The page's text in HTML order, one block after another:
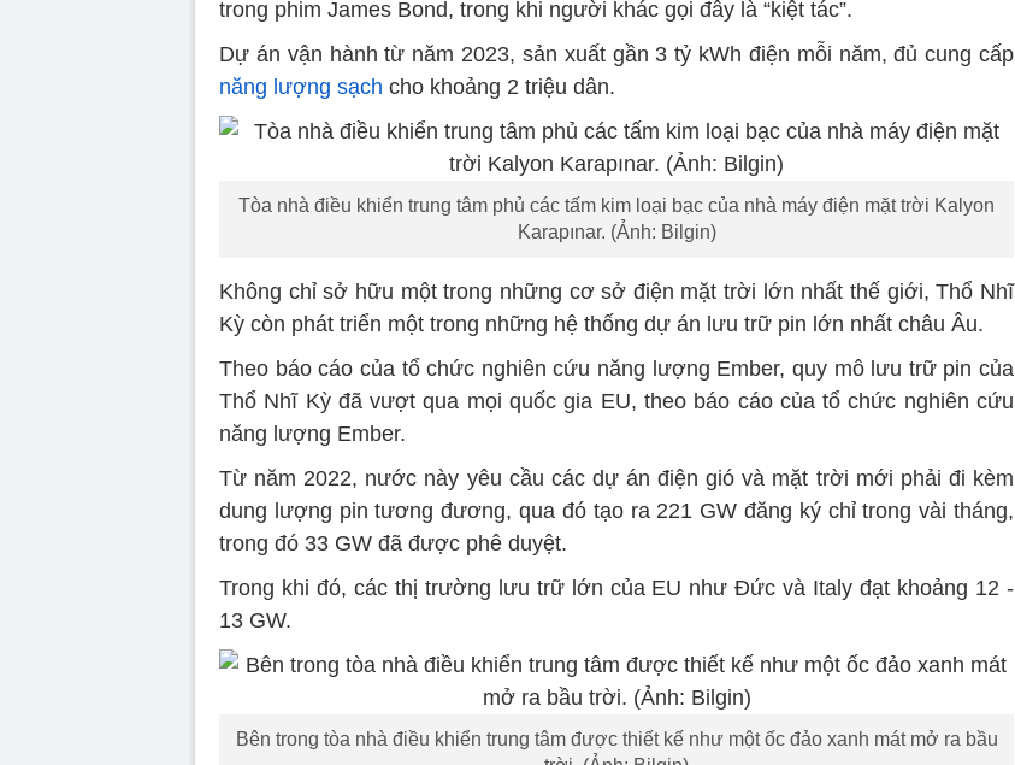
trong phim James Bond, trong khi người khác gọi đây là “kiệt tác”.
Dự án vận hành từ năm 2023, sản xuất gần 3 tỷ kWh điện mỗi năm, đủ cung cấp
năng lượng sạch cho khoảng 2 triệu dân.
Tòa nhà điều khiển trung tâm phủ các tấm kim loại bạc của nhà máy điện mặt trời Kalyon
Karapınar. (Ảnh: Bilgin)
Không chỉ sở hữu một trong những cơ sở điện mặt trời lớn nhất thế giới, Thổ Nhĩ
Kỳ còn phát triển một trong những hệ thống dự án lưu trữ pin lớn nhất châu Âu.
Theo báo cáo của tổ chức nghiên cứu năng lượng Ember, quy mô lưu trữ pin của
Thổ Nhĩ Kỳ đã vượt qua mọi quốc gia EU, theo báo cáo của tổ chức nghiên cứu
năng lượng Ember.
Từ năm 2022, nước này yêu cầu các dự án điện gió và mặt trời mới phải đi kèm
dung lượng pin tương đương, qua đó tạo ra 221 GW đăng ký chỉ trong vài tháng,
trong đó 33 GW đã được phê duyệt.
Trong khi đó, các thị trường lưu trữ lớn của EU như Đức và Italy đạt khoảng 12 -
13 GW.
Bên trong tòa nhà điều khiển trung tâm được thiết kế như một ốc đảo xanh mát mở ra bầu